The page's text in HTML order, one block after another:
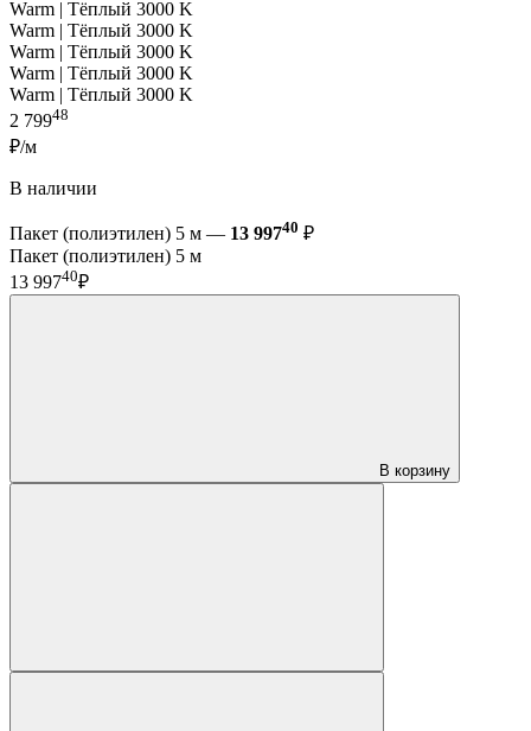
Warm | Тёплый 3000 K
Warm | Тёплый 3000 K
Warm | Тёплый 3000 K
Warm | Тёплый 3000 K
Warm | Тёплый 3000 K
2 79948
₽/м
В наличии
Пакет (полиэтилен) 5 м — 13 99740 ₽
Пакет (полиэтилен) 5 м
13 99740₽
В корзину